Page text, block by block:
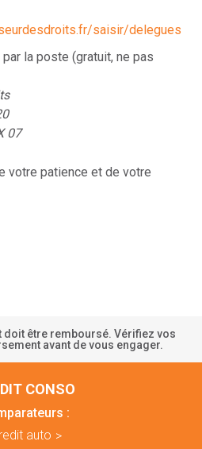
saisir/delegues
la poste (gratuit, ne pas
07
votre patience et de votre
doit être remboursé. Vérifiez vos
avant de vous engager.
CONSO
:
auto